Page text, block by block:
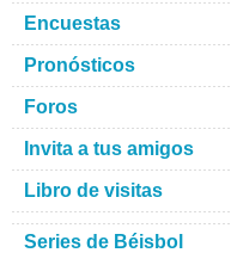
Encuestas
Pronósticos
Foros
Invita a tus amigos
Libro de visitas
Series de Béisbol